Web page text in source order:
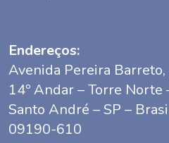
Endereços:
Avenida Pereira
14º Andar – Torre Norte
Santo André – SP –
09190-610